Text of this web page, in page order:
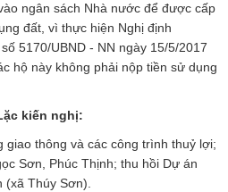
ngân sách Nhà nước để được cấp
đất, vì thực hiện Nghị định
5170/UBND - NN ngày 15/5/2017
hộ này không phải nộp tiền sử dụng
kiến nghị:
thông và các công trình thuỷ lợi;
Sơn, Phúc Thịnh; thu hồi Dự án
(xã Thúy Sơn).